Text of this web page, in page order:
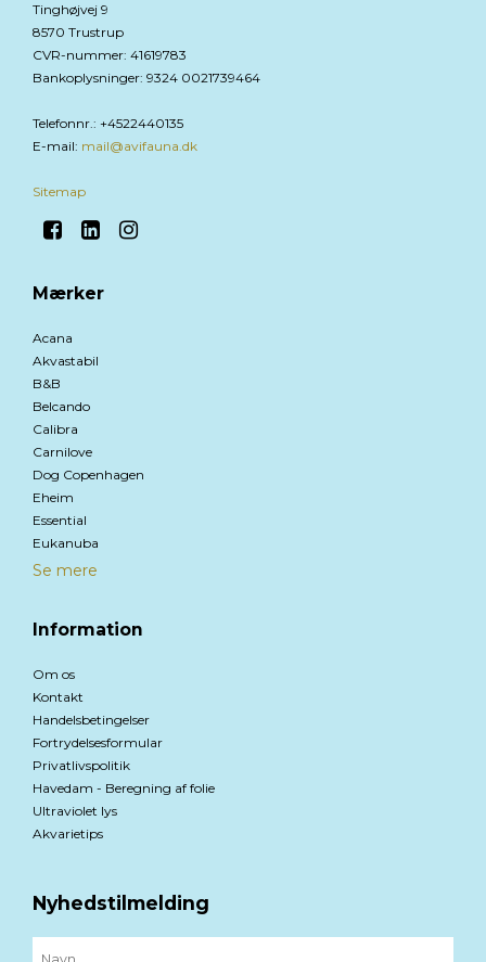
Tinghøjvej 9
8570 Trustrup
CVR-nummer: 41619783
Bankoplysninger: 9324 0021739464
Telefonnr.: +4522440135
E-mail: mail@avifauna.dk
Sitemap
Mærker
Acana
Akvastabil
B&B
Belcando
Calibra
Carnilove
Dog Copenhagen
Eheim
Essential
Eukanuba
Se mere
Information
Om os
Kontakt
Handelsbetingelser
Fortrydelsesformular
Privatlivspolitik
Havedam - Beregning af folie
Ultraviolet lys
Akvarietips
Nyhedstilmelding